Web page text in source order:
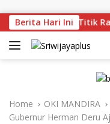
Berita Hari Ini
Langsung Titik
Home OKI MANDIRA
Gubernur Herman Deru